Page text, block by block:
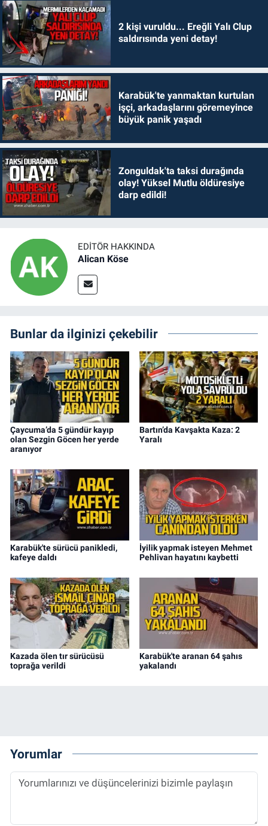
2 kişi vuruldu... Ereğli Yalı Clup
saldırısında yeni detay!
Karabük'te yanmaktan kurtulan
işçi, arkadaşlarını göremeyince
büyük panik yaşadı
Zonguldak'ta taksi durağında
olay! Yüksel Mutlu öldüresiye
darp edildi!
EDITÖR HAKKINDA
Alican Köse
Bunlar da ilginizi çekebilir
Çaycuma’da 5 gündür kayıp
olan Sezgin Göcen her yerde
aranıyor
Bartın’da Kavşakta Kaza: 2
Yaralı
Karabük'te sürücü panikledi,
kafeye daldı
İyilik yapmak isteyen Mehmet
Pehlivan hayatını kaybetti
Kazada ölen tır sürücüsü
toprağa verildi
Karabük'te aranan 64 şahıs
yakalandı
Yorumlar